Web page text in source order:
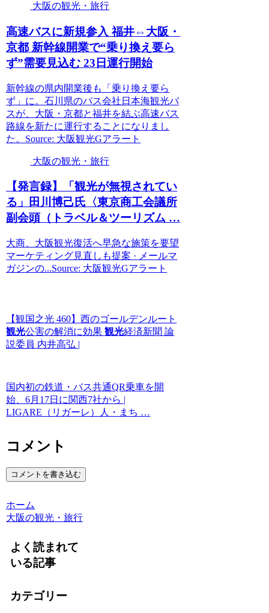
大阪の観光・旅行
高速バスに新規参入 福井⇔ 大阪 ・
京都 新幹線開業で“乗り換え要ら
ず”需要見込む 23日運行開始
新幹線の県内開業後も「乗り換え要ら
ず」に。石川県のバス会社日本海観光バ
スが、大阪・京都と福井を結ぶ高速バス
路線を新たに運行することになりまし
た。Source: 大阪観光Gアラート
大阪の観光・旅行
【発言録】「観光が無視されてい
る」田川博己氏〈東京商工会議所
副会頭（トラベル＆ツーリズム …
大商、大阪観光復活へ早急な施策を要望
マーケティング見直しも提案 · メールマ
ガジンの...Source: 大阪観光Gアラート
【観国之光 460】西のゴールデンルート
観光公害の解消に効果観光経済新聞 論
説委員 内井高弘 |
国内初の鉄道・バス共通QR乗車を開
始、6月17日に関西7社から |
LIGARE（リガーレ）人・まち …
コメント
コメントを書き込む
ホーム
大阪の観光・旅行
よく読まれて
いる記事
カテゴリー